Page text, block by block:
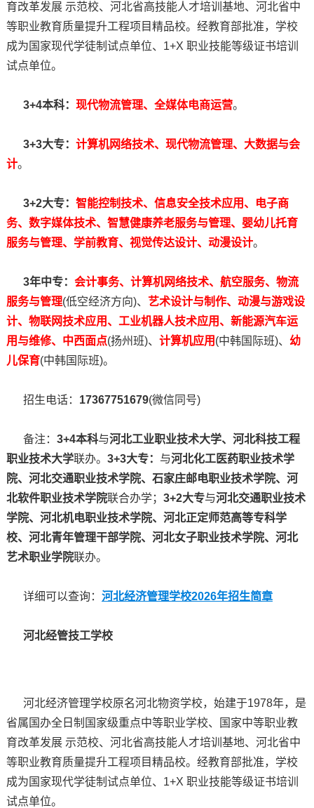
育改革发展 示范校、河北省高技能人才培训基地、河北省中
等职业教育质量提升工程项目精品校。经教育部批准，学校
成为国家现代学徒制试点单位、1+X 职业技能等级证书培训
试点单位。
3+4本科： 现代物流管理、全媒体电商运营。
3+3大专： 计算机网络技术、现代物流管理、大数据与会
计。
3+2大专： 智能控制技术、信息安全技术应用、电子商
务、数字媒体技术、智慧健康养老服务与管理、婴幼儿托育
服务与管理、学前教育、视觉传达设计、动漫设计。
3年中专： 会计事务、计算机网络技术、航空服务、物流
服务与管理(低空经济方向)、 艺术设计与制作、动漫与游戏设
计、物联网技术应用、工业机器人技术应用、新能源汽车运
用与维修、中西面点(扬州班)、 计算机应用 (中韩国际班)、 幼
儿保育(中韩国际班)。
招生电话： 17367751679(微信同号)
备注： 3+4本科与河北工业职业技术大学、河北科技工程
职业技术大学联办。 3+3大专： 与河北化工医药职业技术学
院、河北交通职业技术学院、石家庄邮电职业技术学院、河
北软件职业技术学院联合办学； 3+2大专与河北交通职业技术
学院、河北机电职业技术学院、河北正定师范高等专科学
校、河北青年管理干部学院、河北女子职业技术学院、河北
艺术职业学院联办。
详细可以查询： 河北经济管理学校2026年招生简章
河北经管技工学校
河北经济管理学校原名河北物资学校，始建于1978年，是
省属国办全日制国家级重点中等职业学校、国家中等职业教
育改革发展 示范校、河北省高技能人才培训基地、河北省中
等职业教育质量提升工程项目精品校。经教育部批准，学校
成为国家现代学徒制试点单位、1+X 职业技能等级证书培训
试点单位。